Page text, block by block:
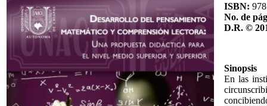
ISBN: 978
No. de
D.R. ©
Sinopsis
En las